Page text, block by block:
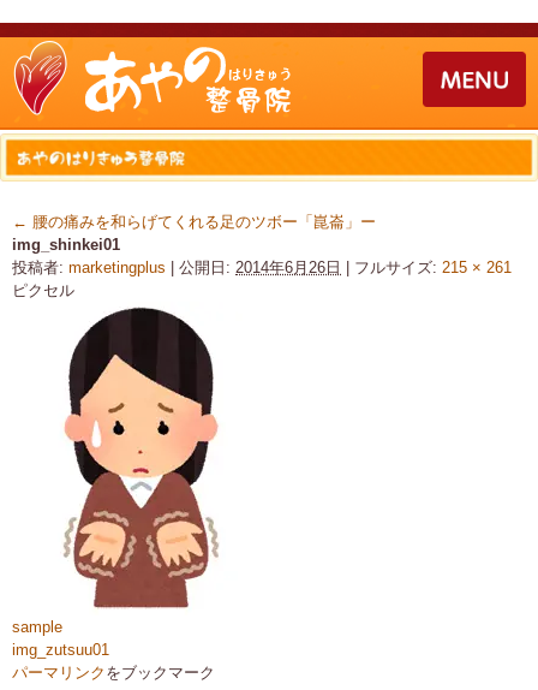
← 腰の痛みを和らげてくれる足のツボー「崑崙」ー
img_shinkei01
投稿者: marketingplus | 公開日: 2014年6月26日 | フルサイズ: 215 × 261
ピクセル
sample
img_zutsuu01
パーマリンク をブックマーク